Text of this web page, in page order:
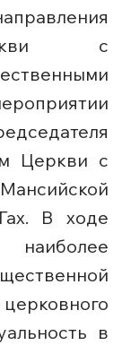
с
Церкви с
В ходе
наиболее
в